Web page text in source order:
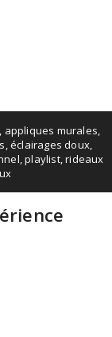
, appliques murales,
,éclairages doux,
,playlist,rideaux